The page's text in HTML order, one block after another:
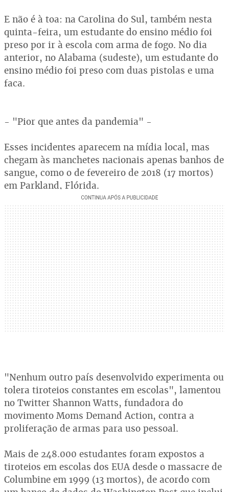
E não é à toa: na Carolina do Sul, também nesta
quinta-feira, um estudante do ensino médio foi
preso por ir à escola com arma de fogo. No dia
anterior, no Alabama (sudeste), um estudante do
ensino médio foi preso com duas pistolas e uma
faca.
- "Pior que antes da pandemia" -
Esses incidentes aparecem na mídia local, mas
chegam às manchetes nacionais apenas banhos de
sangue, como o de fevereiro de 2018 (17 mortos)
em Parkland, Flórida.
"Nenhum outro país desenvolvido experimenta ou
tolera tiroteios constantes em escolas", lamentou
no Twitter Shannon Watts, fundadora do
movimento Moms Demand Action, contra a
proliferação de armas para uso pessoal.
Mais de 248.000 estudantes foram expostos a
tiroteios em escolas dos EUA desde o massacre de
Columbine em 1999 (13 mortos), de acordo com